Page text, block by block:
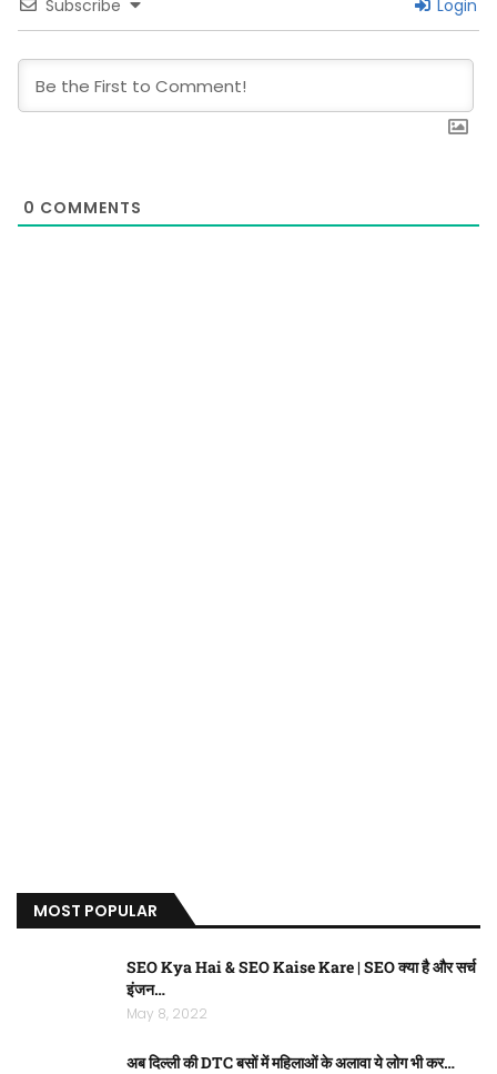
Subscribe Login
0 COMMENTS
MOST POPULAR
SEO Kya Hai & SEO Kaise Kare | SEO क्या है और सर्च
इंजन…
May 8, 2022
अब दिल्ली की DTC बसों में महिलाओं के अलावा ये लोग भी कर…